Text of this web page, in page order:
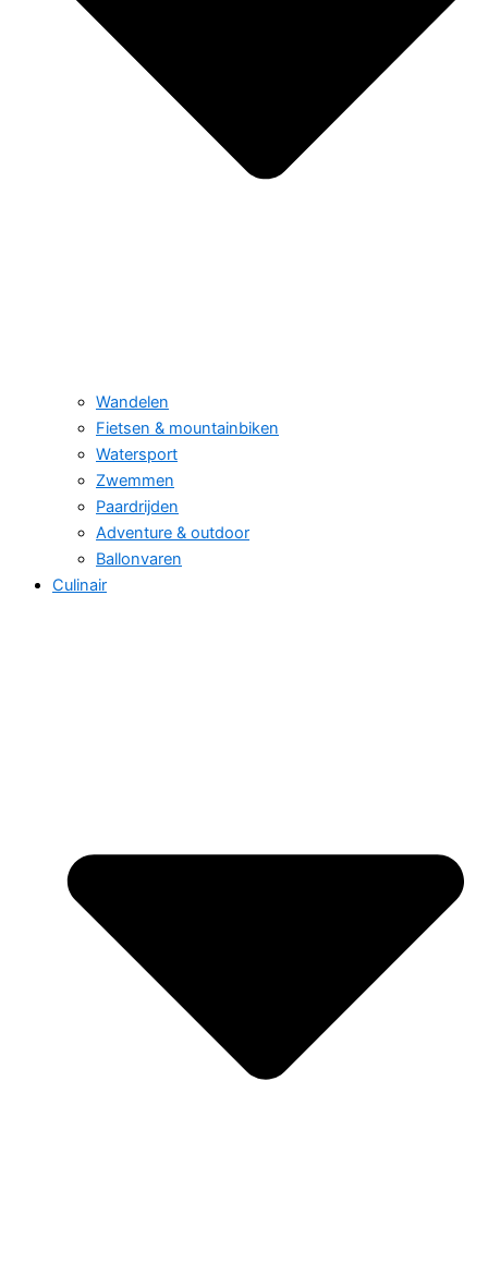
Wandelen
Fietsen & mountainbiken
Watersport
Zwemmen
Paardrijden
Adventure & outdoor
Ballonvaren
Culinair